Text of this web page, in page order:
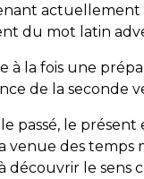
actuellement
du mot latin
à la fois une
de la seconde
passé, le présent
venue des
découvrir le sens